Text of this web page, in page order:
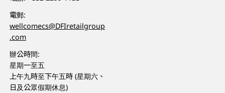
電郵:
wellcomecs@DFIretailgroup
.com
辦公時間:
星期一至五
上午九時至下午五時 (星期六、
日及公眾假期休息)